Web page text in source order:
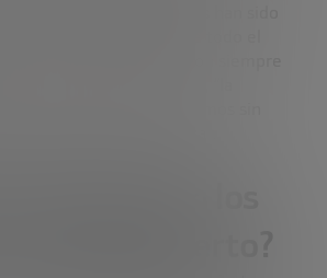
Aunque estos sistemas han sido
vídeos y libros de todo el
ver si sus respuestas son siempre
Al final, como dice Kahn, “la
asombrosa, pero seguimos sin
de la confianza”.
juego con los
código abierto?